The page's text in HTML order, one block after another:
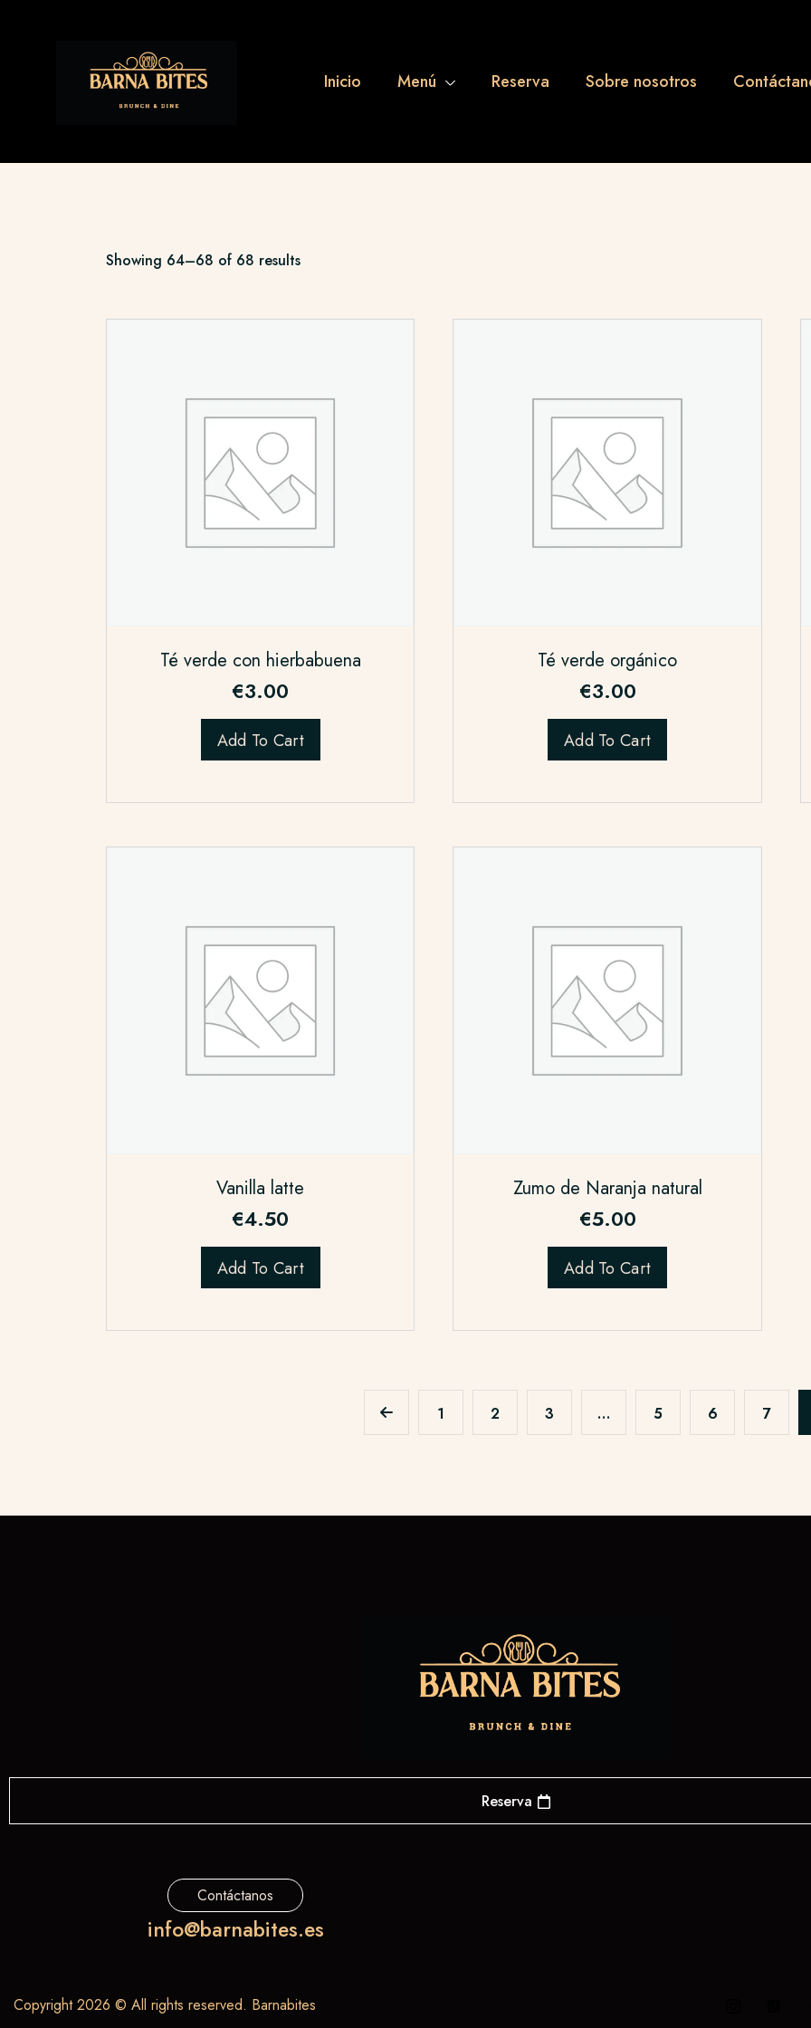
Inicio Menú Reserva Sobre nosotros
Showing 64–68 of 68 results
Té verde con hierbabuena
€3.00
Add To Cart
Té verde orgánico
€3.00
Add To Cart
Vanilla latte
€4.50
Add To Cart
Zumo de Naranja natural
€5.00
Add To Cart
1 2 3 … 5 6 7
Reserva
Contáctanos
info@barnabites.es
Copyright 2026 © All rights reserved. Barnabites